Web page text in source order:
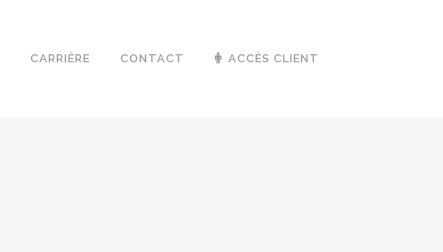
CARRIÈRE CONTACT ACCÈS CLIENT